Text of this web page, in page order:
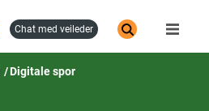
til
hovedinnhold
chat med veileder
Digitale spor